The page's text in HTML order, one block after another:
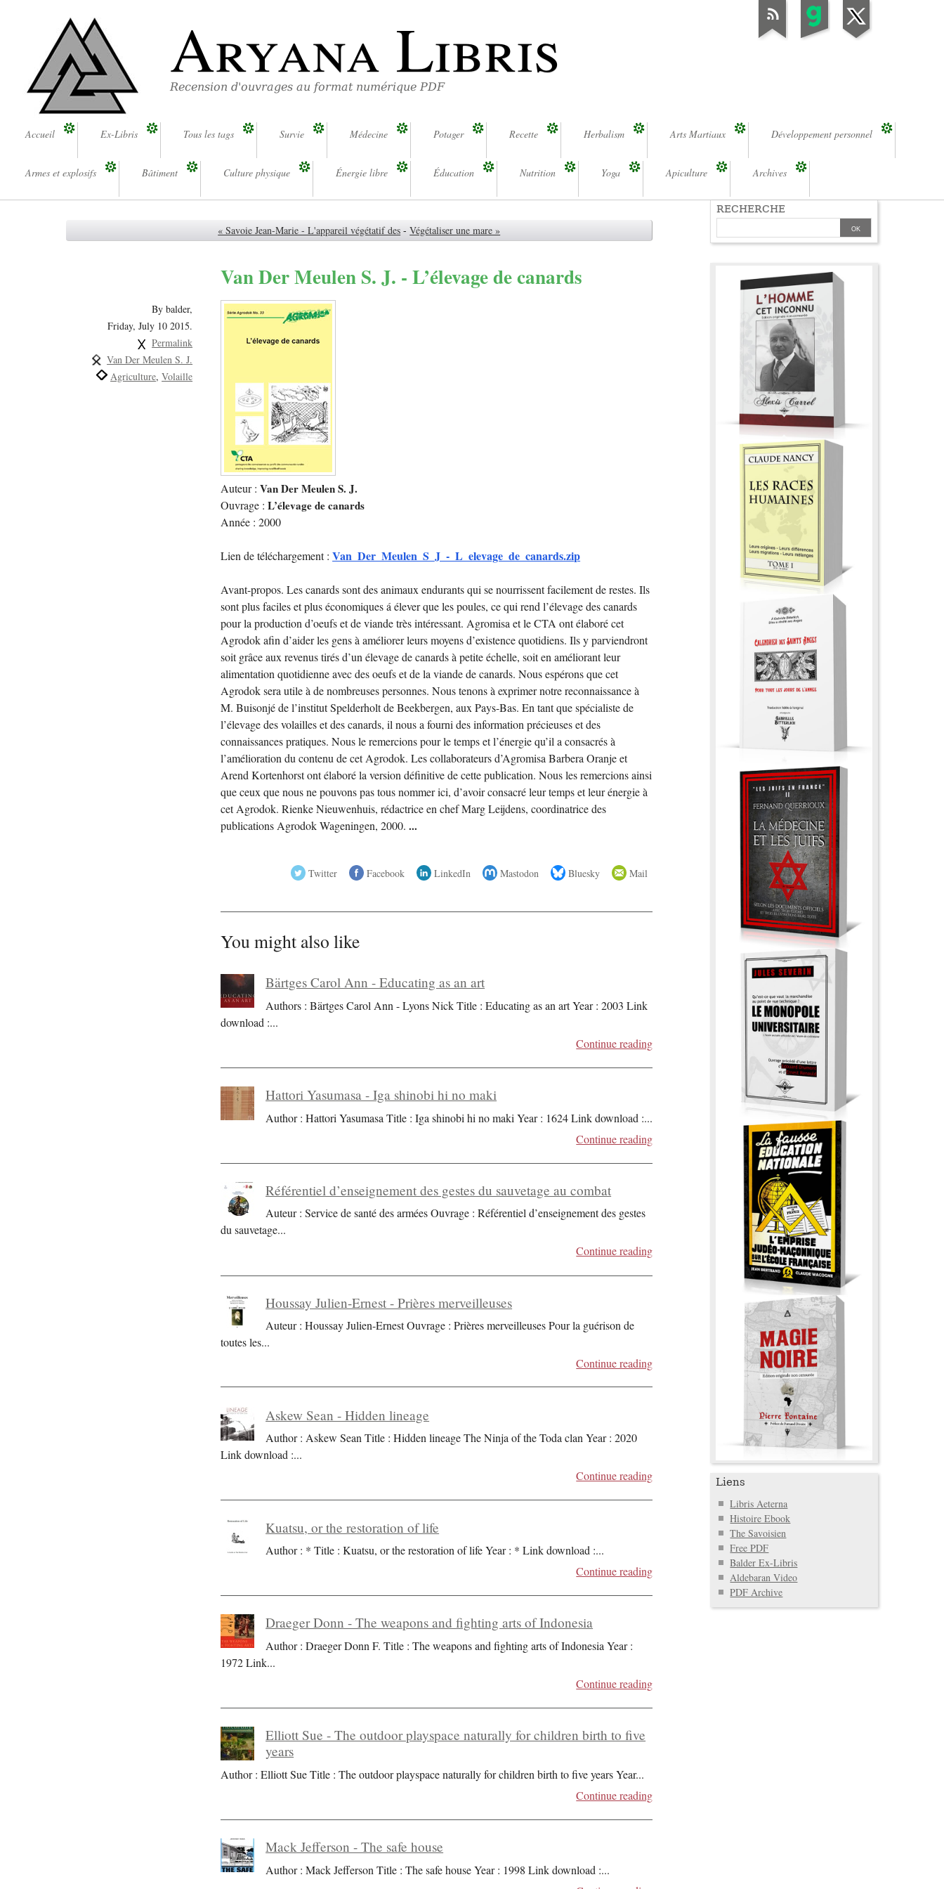
Aryana Libris
Recension d'ouvrages au format numérique PDF
Accueil Ex-Libris Tous les tags Survie Médecine Potager Recette Herbalism Arts Martiaux Développement personnel
Armes et explosifs Bâtiment Culture physique Énergie libre Éducation Nutrition Yoga Apiculture Archives
« Savoie Jean-Marie - L'appareil végétatif des - Végétaliser une mare »
Van Der Meulen S. J. - L’élevage de canards
By balder,
Friday, July 10 2015.
Permalink
Van Der Meulen S. J.
Agriculture Volaille
Auteur :Van Der Meulen S. J.
Ouvrage :L’élevage de canards
Année : 2000
Lien de téléchargement :Van_Der_Meulen_S_J_-_L_elevage_de_canards.zip
Avant-propos. Les canards sont des animaux endurants qui se nourrissent facilement de restes. Ils
sont plus faciles et plus économiques á élever que les poules, ce qui rend l’élevage des canards
pour la production d’oeufs et de viande très intéressant. Agromisa et le CTA ont élaboré cet
Agrodok afin d’aider les gens à améliorer leurs moyens d’existence quotidiens. Ils y parviendront
soit grâce aux revenus tirés d’un élevage de canards à petite échelle, soit en améliorant leur
alimentation quotidienne avec des oeufs et de la viande de canards. Nous espérons que cet
Agrodok sera utile à de nombreuses personnes. Nous tenons à exprimer notre reconnaissance à
M. Buisonjé de l’institut Spelderholt de Beekbergen, aux Pays-Bas. En tant que spécialiste de
l’élevage des volailles et des canards, il nous a fourni des information précieuses et des
connaissances pratiques. Nous le remercions pour le temps et l’énergie qu’il a consacrés à
l’amélioration du contenu de cet Agrodok. Les collaborateurs d’Agromisa Barbera Oranje et
Arend Kortenhorst ont élaboré la version définitive de cette publication. Nous les remercions ainsi
que ceux que nous ne pouvons pas tous nommer ici, d’avoir consacré leur temps et leur énergie à
cet Agrodok. Rienke Nieuwenhuis, rédactrice en chef Marg Leijdens, coordinatrice des
publications Agrodok Wageningen, 2000....
Twitter Facebook LinkedIn Mastodon Bluesky Mail
You might also like
Bärtges Carol Ann - Educating as an art
Authors : Bärtges Carol Ann - Lyons Nick Title : Educating as an art Year : 2003 Link
download :...
Continue reading
Hattori Yasumasa - Iga shinobi hi no maki
Author : Hattori Yasumasa Title : Iga shinobi hi no maki Year : 1624 Link download :...
Continue reading
Référentiel d’enseignement des gestes du sauvetage au combat
Auteur : Service de santé des armées Ouvrage : Référentiel d’enseignement des gestes
du sauvetage...
Continue reading
Houssay Julien-Ernest - Prières merveilleuses
Auteur : Houssay Julien-Ernest Ouvrage : Prières merveilleuses Pour la guérison de
toutes les...
Continue reading
Askew Sean - Hidden lineage
Author : Askew Sean Title : Hidden lineage The Ninja of the Toda clan Year : 2020
Link download :...
Continue reading
Kuatsu, or the restoration of life
Author : * Title : Kuatsu, or the restoration of life Year : * Link download :...
Continue reading
Draeger Donn - The weapons and fighting arts of Indonesia
Author : Draeger Donn F. Title : The weapons and fighting arts of Indonesia Year :
1972 Link...
Continue reading
Elliott Sue - The outdoor playspace naturally for children birth to five
years
Author : Elliott Sue Title : The outdoor playspace naturally for children birth to five years Year...
Continue reading
Mack Jefferson - The safe house
Author : Mack Jefferson Title : The safe house Year : 1998 Link download :...
RECHERCHE
Liens
Libris Aeterna
Histoire Ebook
The Savoisien
Free PDF
Balder Ex-Libris
Aldebaran Video
PDF Archive